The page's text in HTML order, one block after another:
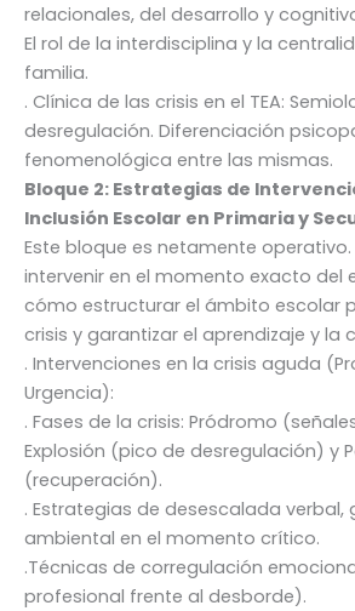
relacionales, del desarrollo y
El rol de la interdisciplina y la
familia.
. Clínica de las crisis en el TEA:
desregulación. Diferenciación
fenomenológica entre las mismas.
Bloque 2: Estrategias de
Inclusión Escolar en Primaria y
Este bloque es netamente
intervenir en el momento exacto del
cómo estructurar el ámbito escolar
crisis y garantizar el aprendizaje y la
. Intervenciones en la crisis aguda
Urgencia):
. Fases de la crisis: Pródromo
Explosión (pico de desregulación) y
(recuperación).
. Estrategias de desescalada verbal,
ambiental en el momento crítico.
.Técnicas de corregulación
profesional frente al desborde).